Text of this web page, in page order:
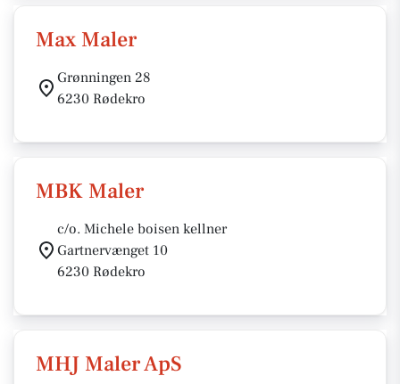
Max Maler
Grønningen 28
6230 Rødekro
MBK Maler
c/o. Michele boisen kellner
Gartnervænget 10
6230 Rødekro
MHJ Maler ApS